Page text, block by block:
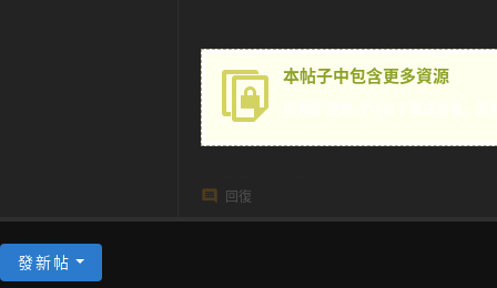
本帖子中包含更多資源
回復
發新帖